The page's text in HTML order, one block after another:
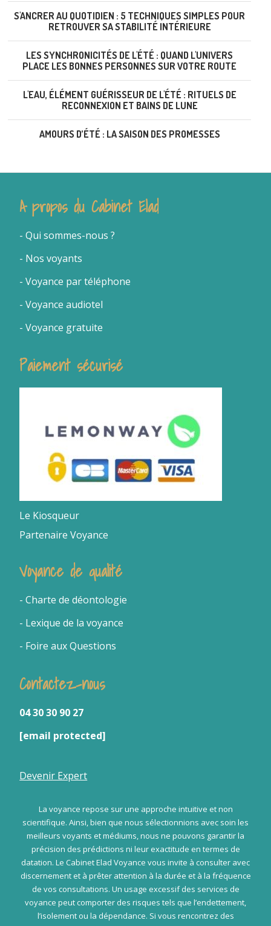
S'ANCRER AU QUOTIDIEN : 5 TECHNIQUES SIMPLES POUR
RETROUVER SA STABILITÉ INTÉRIEURE
LES SYNCHRONICITÉS DE L'ÉTÉ : QUAND L'UNIVERS
PLACE LES BONNES PERSONNES SUR VOTRE ROUTE
L'EAU, ÉLÉMENT GUÉRISSEUR DE L'ÉTÉ : RITUELS DE
RECONNEXION ET BAINS DE LUNE
AMOURS D’ÉTÉ : LA SAISON DES PROMESSES
A propos du Cabinet Elad
- Qui sommes-nous ?
- Nos voyants
-Voyance par téléphone
- Voyance audiotel
- Voyance gratuite
Paiement sécurisé
Le Kiosqueur
Partenaire Voyance
Voyance de qualité
- Charte de déontologie
- Lexique de la voyance
- Foire aux Questions
Contactez-nous
04 30 30 90 27
[email protected]
Devenir Expert
La voyance repose sur une approche intuitive et non
scientifique. Ainsi, bien que nous sélectionnions avec soin les
meilleurs voyants et médiums, nous ne pouvons garantir la
précision des prédictions ni leur exactitude en termes de
datation. Le Cabinet Elad Voyance vous invite à consulter avec
discernement et à prêter attention à la durée et à la fréquence
de vos consultations. Un usage excessif des services de
voyance peut comporter des risques tels que l’endettement,
l’isolement ou la dépendance. Si vous rencontrez des